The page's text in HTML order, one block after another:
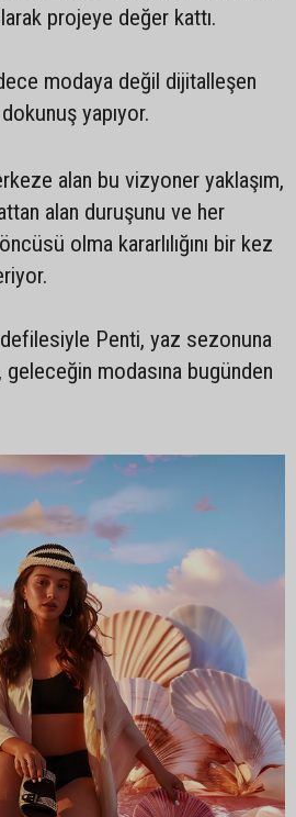
projeye değer kattı.
modaya değil dijitalleşen
yapıyor.
alan bu vizyoner yaklaşım,
alan duruşunu ve her
olma kararlılığını bir kez
Penti, yaz sezonuna
modasına bugünden